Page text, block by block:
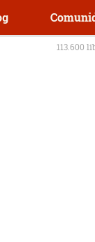
113.600